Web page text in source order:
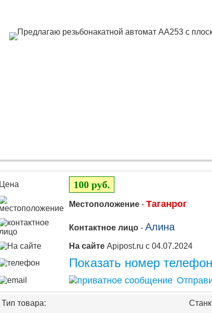
Цена 100 руб.
Местоположение - Таганрог
Контактное лицо - Алина
На сайте Apipost.ru с 04.07.2024
Показать номер
Тип товара: